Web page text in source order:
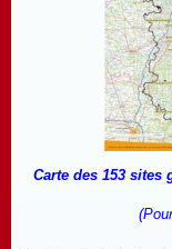
Carte des 153 sites